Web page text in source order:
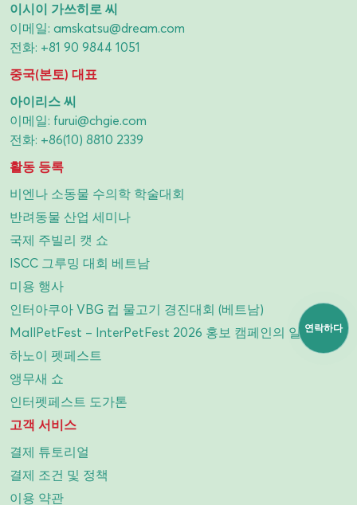
이시이 가쓰히로 씨
이메일: amskatsu@dream.com
전화: +81 90 9844 1051
중국(본토) 대표
아이리스 씨
이메일: furui@chgie.com
전화: +86(10) 8810 2339
활동 등록
비엔나 소동물 수의학 학술대회
반려동물 산업 세미나
국제 주빌리 캣 쇼
ISCC 그루밍 대회 베트남
미용 행사
인터아쿠아 VBG 컵 물고기 경진대회 (베트남)
MallPetFest – InterPetFest 2026 홍보 캠페인의 일부
하노이 펫페스트
앵무새 쇼
인터펫페스트 도가톤
고객 서비스
결제 튜토리얼
결제 조건 및 정책
이용 약관
연락하다